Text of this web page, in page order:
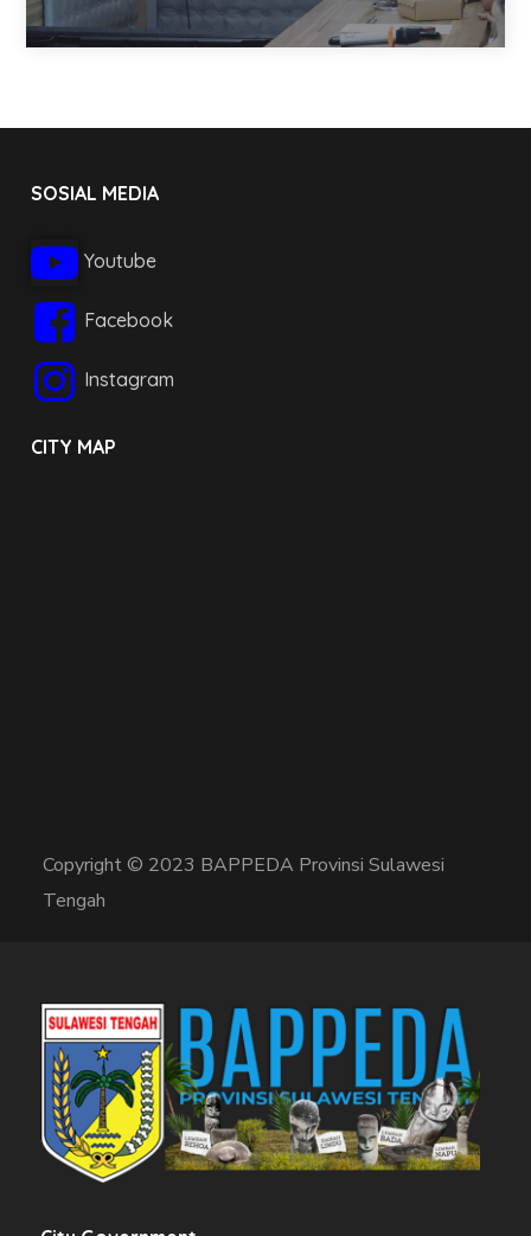
SOSIAL MEDIA
Youtube
Facebook
Instagram
CITY MAP
Copyright © 2023 BAPPEDA Provinsi Sulawesi
Tengah